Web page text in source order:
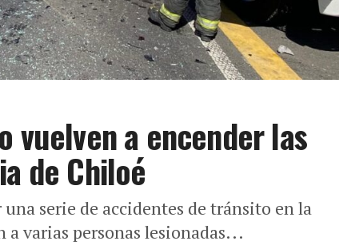
vuelven a encender las
de Chiloé
serie de accidentes de tránsito en la
varias personas lesionadas...